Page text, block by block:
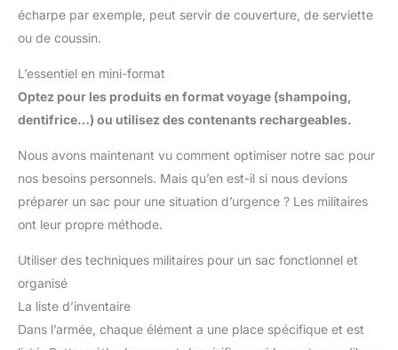
écharpe par exemple, peut servir de couverture, de serviette
ou de coussin.
L’essentiel en mini-format
Optez pour les produits en format voyage (shampoing,
dentifrice…) ou utilisez des contenants rechargeables.
Nous avons maintenant vu comment optimiser notre sac pour
nos besoins personnels. Mais qu’en est-il si nous devions
préparer un sac pour une situation d’urgence ? Les militaires
ont leur propre méthode.
Utiliser des techniques militaires pour un sac fonctionnel et
organisé
La liste d’inventaire
Dans l’armée, chaque élément a une place spécifique et est